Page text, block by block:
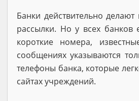
Банки действительно
рассылки. Но у всех банков
короткие номера,
сообщениях указываются
телефоны банка, которые
сайтах учреждений.